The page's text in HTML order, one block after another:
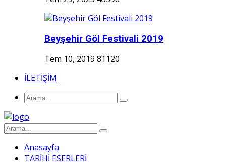
Beyşehir Göl Festivali 2019
Tem 10, 2019 81120
İLETİŞİM
Anasayfa
TARİHİ ESERLERİ